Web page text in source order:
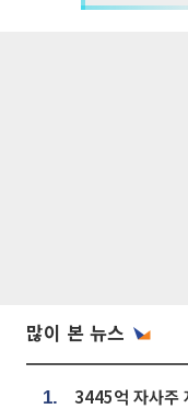
많이 본 뉴스
1.